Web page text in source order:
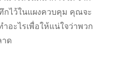
กไว้ในแผงควบคุม คุณจะ
อะไรเพื่อให้แน่ใจว่าพวก
าด